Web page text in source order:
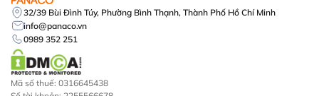
32/39 Bùi Đình Túy, Phường Bình Thạnh, Thành Phố Hồ Chí Minh
info@panaco.vn
0989 352 251
Mã số thuế: 0316645438